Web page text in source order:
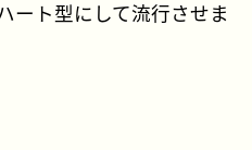
ート型にして流行させま